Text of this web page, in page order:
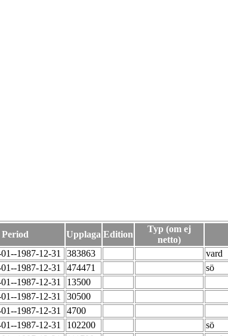
Period Upplaga Edition
Typ (om ej
netto)
1987-12-31 383863 vard
1987-12-31 474471 sö
1987-12-31 13500
1987-12-31 30500
1987-12-31 4700
1987-12-31 102200 sö